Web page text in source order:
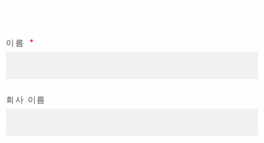
이름
회사 이름